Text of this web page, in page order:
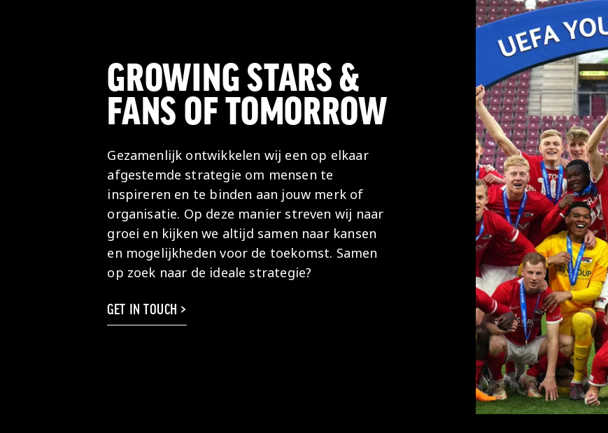
GROWING STARS &
FANS OF TOMORROW
Gezamenlijk ontwikkelen wij een op elkaar
afgestemde strategie om mensen te
inspireren en te binden aan jouw merk of
organisatie. Op deze manier streven wij naar
groei en kijken we altijd samen naar kansen
en mogelijkheden voor de toekomst. Samen
op zoek naar de ideale strategie?
GET IN TOUCH >